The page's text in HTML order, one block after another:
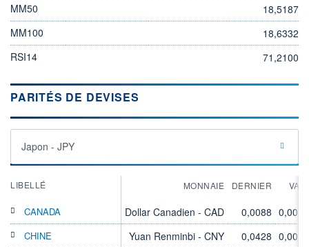
MM50
18,5187
MM100
18,6332
RSI14
71,2100
PARITÉS DE DEVISES
Japon - JPY
LIBELLÉ MONNAIE DERNIER VAR
CANADA Dollar Canadien - CAD 0,0088 0,00%
CHINE Yuan Renminbi - CNY 0,0428 0,00%